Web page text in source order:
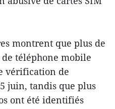
montrent que plus de
téléphone mobile
vérification de
juin, tandis que plus
ont été identifiés